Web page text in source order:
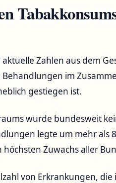
Zahlen aus dem
im
gestiegen ist.
wurde bundesweit
legte um mehr als
Zuwachs aller
von Erkrankungen,